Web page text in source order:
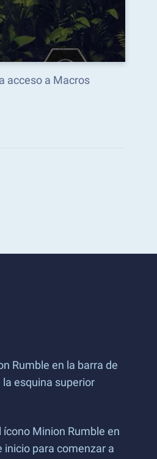
acceso a Macros
Rumble en la barra de
la esquina superior
ícono Minion Rumble en
inicio para comenzar a